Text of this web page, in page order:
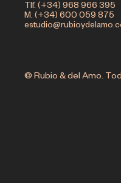
Tlf. (+34) 968 966 395
M. (+34) 600 059 875
© Rubio & del Amo.